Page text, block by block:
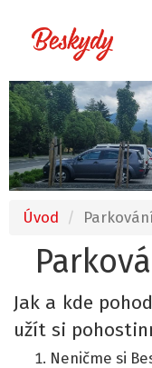
Úvod
Jak a kde
užít si
Neničme si